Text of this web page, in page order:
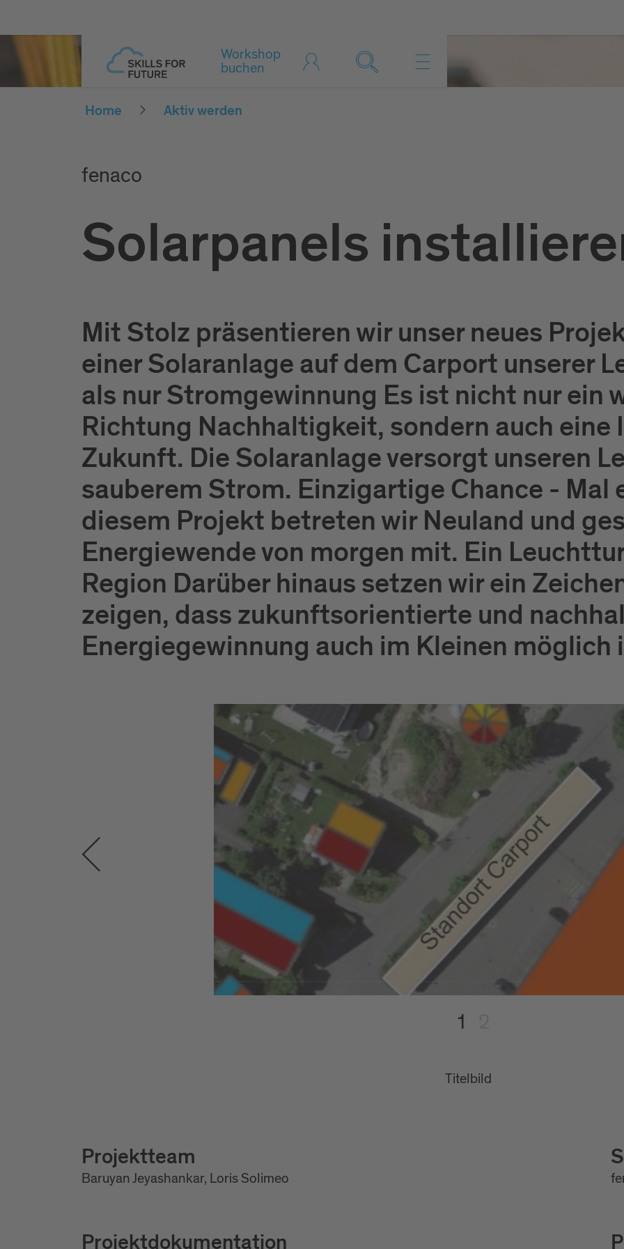
Workshop
buchen
Home Aktiv werden
fenaco
Solarpanels
Mit Stolz präsentieren wir unser neues
einer Solaranlage auf dem Carport unserer
als nur Stromgewinnung Es ist nicht nur ein
Richtung Nachhaltigkeit, sondern auch eine
Zukunft. Die Solaranlage versorgt unseren
sauberem Strom. Einzigartige Chance - Mal
diesem Projekt betreten wir Neuland und
Energiewende von morgen mit. Ein
Region Darüber hinaus setzen wir ein
zeigen, dass zukunftsorientierte und
Energiegewinnung auch im Kleinen möglich
1
Bild
Titelbild
Projektteam
Baruyan Jeyashankar, Loris Solimeo
Projektdokumentation